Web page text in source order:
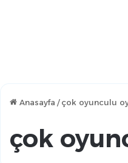
Anasayfa / çok oyunculu
çok